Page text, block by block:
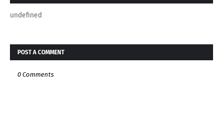
undefined
POST A COMMENT
0 Comments